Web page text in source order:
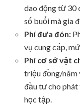
dao động từ 30
số buổi mà gia
Phí đưa đón:
vụ cung cấp,
Phí cơ sở vật
triệu đồng/năm
đầu tư cho
học tập.